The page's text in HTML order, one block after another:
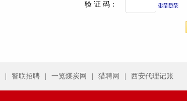
验 证 码：
智联招聘 一览煤炭网 猎聘网 西安代理记账